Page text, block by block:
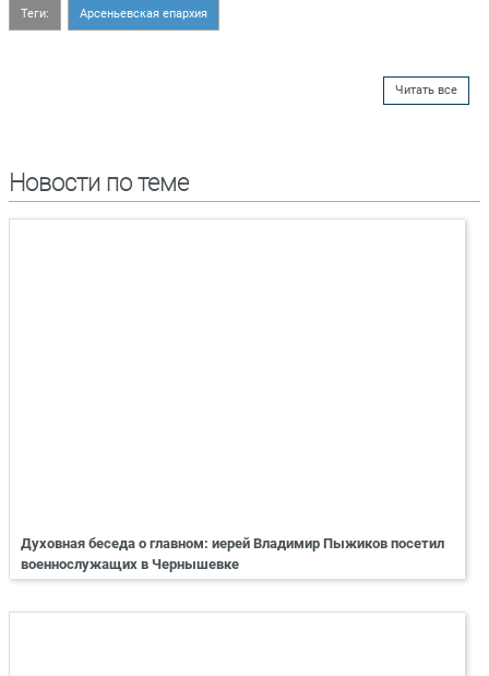
Теги: Арсеньевская епархия
Читать все
Новости по теме
Духовная беседа о главном: иерей Владимир Пыжиков посетил
военнослужащих в Чернышевке